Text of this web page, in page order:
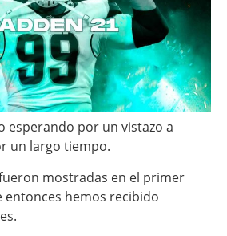
esperando por un vistazo a
un largo tiempo.
mostradas en el primer
entonces hemos recibido